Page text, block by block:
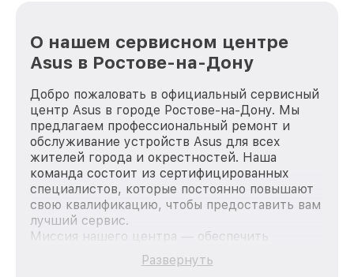
О нашем сервисном центре
Asus в Ростове-на-Дону
Добро пожаловать в официальный сервисный
центр Asus в городе Ростове-на-Дону. Мы
предлагаем профессиональный ремонт и
обслуживание устройств Asus для всех
жителей города и окрестностей. Наша
команда состоит из сертифицированных
специалистов, которые постоянно повышают
свою квалификацию, чтобы предоставить вам
лучший сервис.
Миссия нашего центра — обеспечить
качественный и доступный ремонт для
каждого пользователя продукции Asus, вне
Развернуть